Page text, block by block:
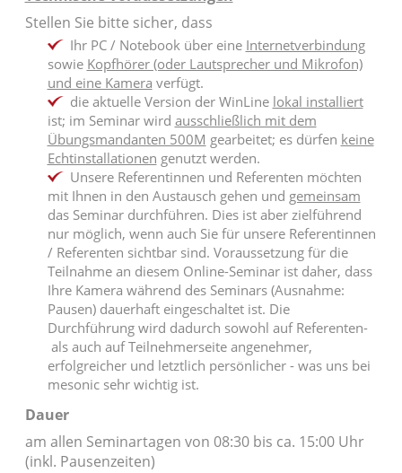
Stellen Sie bitte sicher, dass
Ihr PC / Notebook über eine Internetverbindung
sowie Kopfhörer (oder Lautsprecher und Mikrofon)
und eine Kamera verfügt.
die aktuelle Version der WinLine lokal installiert
ist; im Seminar wird ausschließlich mit dem
Übungsmandanten 500M gearbeitet; es dürfen keine
Echtinstallationen genutzt werden.
Unsere Referentinnen und Referenten möchten
mit Ihnen in den Austausch gehen und gemeinsam
das Seminar durchführen. Dies ist aber zielführend
nur möglich, wenn auch Sie für unsere Referentinnen
/ Referenten sichtbar sind. Voraussetzung für die
Teilnahme an diesem Online-Seminar ist daher, dass
Ihre Kamera während des Seminars (Ausnahme:
Pausen) dauerhaft eingeschaltet ist. Die
Durchführung wird dadurch sowohl auf Referenten-
als auch auf Teilnehmerseite angenehmer,
erfolgreicher und letztlich persönlicher - was uns bei
mesonic sehr wichtig ist.
Dauer
am allen Seminartagen von 08:30 bis ca. 15:00 Uhr
(inkl. Pausenzeiten)